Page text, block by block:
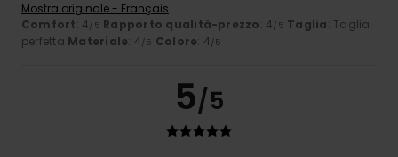
Mostra originale - Français
Comfort: 4/5 Rapporto qualità-prezzo: 4/5 Taglia: Taglia
perfetta Materiale: 4/5 Colore: 4/5
5/5